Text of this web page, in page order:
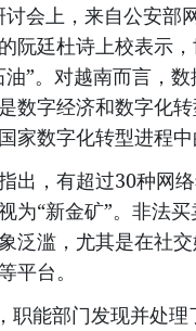
讨会上，来自公安部
阮廷杜诗上校表示
”。对越南而言，
数字经济和数字化
家数字化转型进程中
出，有超过30种网
为“新金矿”。非法
泛滥，尤其是在社
平台。
职能部门发现并处